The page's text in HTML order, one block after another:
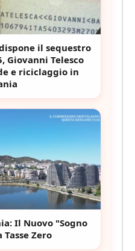
il sequestro
Giovanni Telesco
e riciclaggio in
Il Nuovo "Sogno
Zero